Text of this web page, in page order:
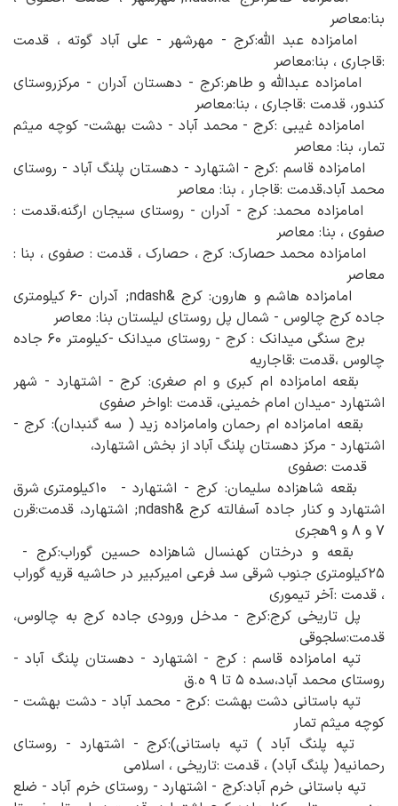
بنا:معاصر
امامزاده عبد الله:کرج - مهرشهر - علی آباد گوته ، قدمت
:قاجاری ، بنا:معاصر
امامزاده عبدالله و طاهر:کرج - دهستان آدران - مرکزروستای
کندور، قدمت :قاجاری ، بنا:معاصر
امامزاده غیبی :کرج - محمد آباد - دشت بهشت- کوچه میثم
تمار، بنا: معاصر
امامزاده قاسم :کرج - اشتهارد - دهستان پلنگ آباد - روستای
محمد آباد،قدمت :قاجار ، بنا: معاصر
امامزاده محمد: کرج - آدران - روستای سیجان ارگنه،قدمت :
صفوی ، بنا: معاصر
امامزاده محمد حصارک: کرج ، حصارک ، قدمت : صفوی ، بنا :
معاصر
امامزاده هاشم و هارون: کرج &ndash; آدران -۶ کیلومتری
جاده کرج چالوس - شمال پل روستای لیلستان بنا: معاصر
برج سنگی میدانک : کرج - روستای میدانک -کیلومتر ۶۰ جاده
چالوس ،قدمت :قاجاریه
بقعه امامزاده ام کبری و ام صغری: کرج - اشتهارد - شهر
اشتهارد -میدان امام خمینی، قدمت :اواخر صفوی
بقعه امامزاده ام رحمان وامامزاده زید ( سه گنبدان): کرج -
اشتهارد - مرکز دهستان پلنگ آباد از بخش اشتهارد،
قدمت :صفوی
بقعه شاهزاده سلیمان: کرج - اشتهارد - ۱۰کیلومتری شرق
اشتهارد و کنار جاده آسفالته کرج &ndash; اشتهارد، قدمت:قرن
۷ و ۸ و ۹هجری
بقعه و درختان کهنسال شاهزاده حسین گوراب:کرج -
۲۵کیلومتری جنوب شرقی سد فرعی امیرکبیر در حاشیه قریه گوراب
، قدمت :آخر تیموری
پل تاریخی کرج:کرج - مدخل ورودی جاده کرج به چالوس،
قدمت:سلجوقی
تپه امامزاده قاسم : کرج - اشتهارد - دهستان پلنگ آباد -
روستای محمد آباد،سده ۵ تا ۹ ه.ق
تپه باستانی دشت بهشت :کرج - محمد آباد - دشت بهشت -
کوچه میثم تمار
تپه پلنگ آباد ) تپه باستانی):کرج - اشتهارد - روستای
رحمانیه( پلنگ آباد) ، قدمت :تاریخی ، اسلامی
تپه باستانی خرم آباد:کرج - اشتهارد - روستای خرم آباد - ضلع